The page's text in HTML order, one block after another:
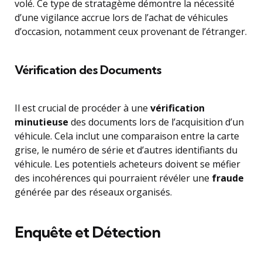
volé. Ce type de stratagème démontre la nécessité
d’une vigilance accrue lors de l’achat de véhicules
d’occasion, notamment ceux provenant de l’étranger.
Vérification des Documents
Il est crucial de procéder à une vérification
minutieuse des documents lors de l’acquisition d’un
véhicule. Cela inclut une comparaison entre la carte
grise, le numéro de série et d’autres identifiants du
véhicule. Les potentiels acheteurs doivent se méfier
des incohérences qui pourraient révéler une fraude
générée par des réseaux organisés.
Enquête et Détection